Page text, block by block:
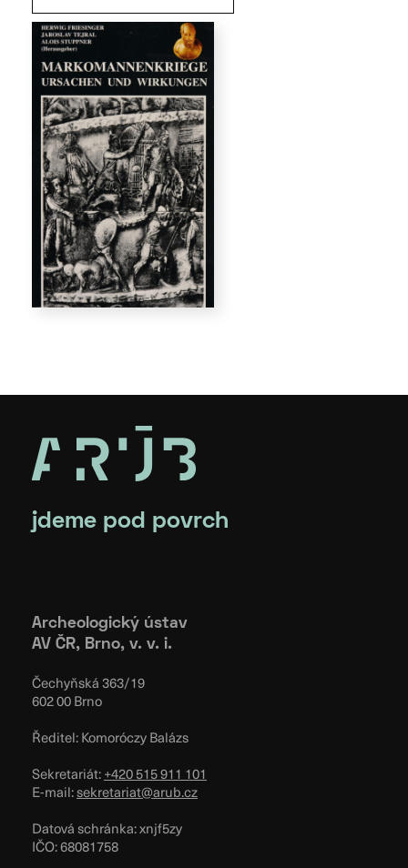
jdeme pod povrch
Archeologický ústav
AV ČR, Brno, v. v. i.
Čechyňská 363/19
602 00 Brno
Ředitel: Komoróczy Balázs
Sekretariát:+420 515 911 101
E-mail:sekretariat@arub.cz
Datová schránka: xnjf5zy
IČO: 68081758